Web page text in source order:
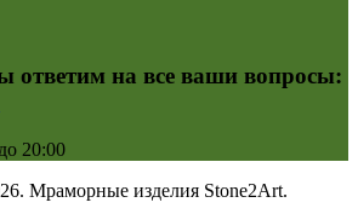
ответим на все ваши вопросы:
20:00
Мраморные изделия Stone2Art.